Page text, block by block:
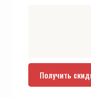
Получить